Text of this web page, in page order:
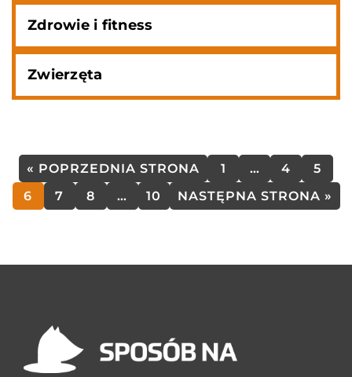
Zdrowie i fitness
Zwierzęta
« POPRZEDNIA STRONA 1 … 4
5
6
7 8 … 10 NASTĘPNA STRONA »